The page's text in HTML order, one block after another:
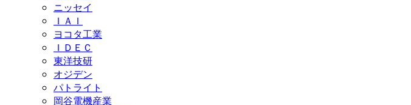
ニッセイ
ＩＡＩ
ヨコタ工業
ＩＤＥＣ
東洋技研
オジデン
パトライト
岡谷電機産業